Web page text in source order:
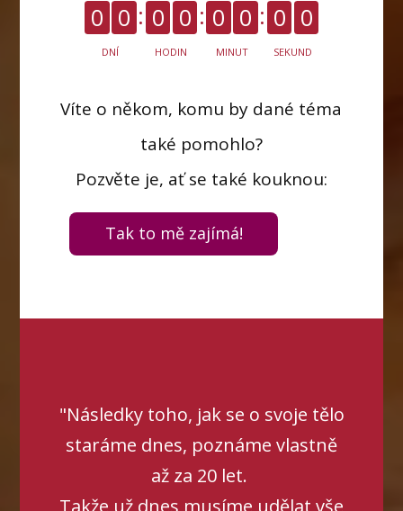
0 0
DNÍ
0 0
HODIN
0 0
MINUT
0 0
SEKUND
Víte o někom, komu by dané téma
také pomohlo?
Pozvěte je, ať se také kouknou:
Tak to mě zajímá!
"Následky toho, jak se o svoje tělo
staráme dnes, poznáme vlastně
až za 20 let.
Takže už dnes musíme udělat vše